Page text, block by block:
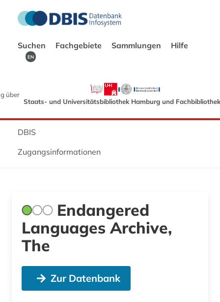
Suchen Fachgebiete Sammlungen Hilfe
EN
über
Staats- und Universitätsbibliothek Hamburg und
DBIS
Zugangsinformationen
Endangered
Languages Archive,
The
Zur Datenbank